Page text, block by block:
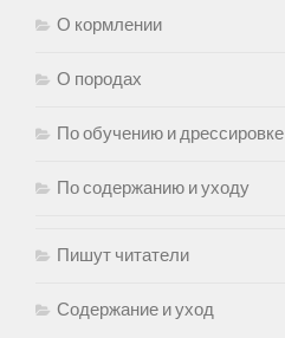
О кормлении
О породах
По обучению и дрессировке
По содержанию и уходу
Пишут читатели
Содержание и уход